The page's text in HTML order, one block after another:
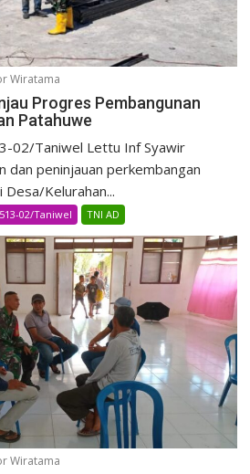
Wiratama
Progres Pembangunan
Patahuwe
02/Taniwel Lettu Inf Syawir
dan peninjauan perkembangan
Kelurahan...
02/Taniwel TNI AD
Wiratama